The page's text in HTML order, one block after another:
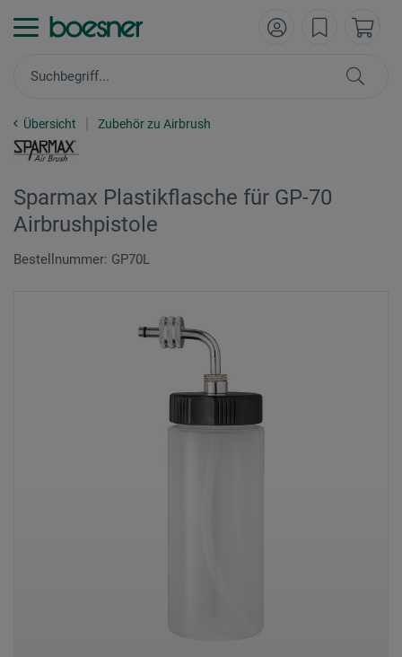
Übersicht Zubehör zu Airbrush
Sparmax Plastikflasche für GP-70
Airbrushpistole
Bestellnummer: GP70L